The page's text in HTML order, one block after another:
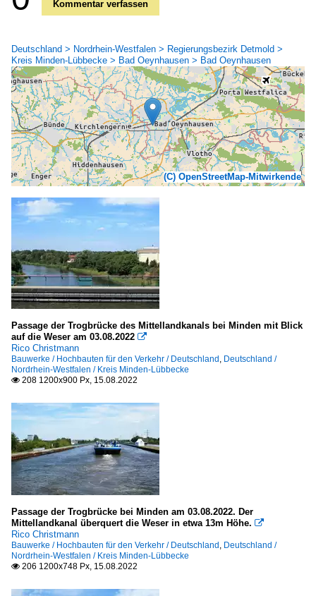
Kommentar verfassen
Deutschland > Nordrhein-Westfalen > Regierungsbezirk Detmold >
Kreis Minden-Lübbecke > Bad Oeynhausen > Bad Oeynhausen
(C) OpenStreetMap-Mitwirkende
Passage der Trogbrücke des Mittellandkanals bei Minden mit Blick
auf die Weser am 03.08.2022 
Rico Christmann
Bauwerke / Hochbauten für den Verkehr / Deutschland , Deutschland /
Nordrhein-Westfalen / Kreis Minden-Lübbecke
 208 1200x900 Px, 15.08.2022
Passage der Trogbrücke bei Minden am 03.08.2022. Der
Mittellandkanal überquert die Weser in etwa 13m Höhe. 
Rico Christmann
Bauwerke / Hochbauten für den Verkehr / Deutschland , Deutschland /
Nordrhein-Westfalen / Kreis Minden-Lübbecke
 206 1200x748 Px, 15.08.2022